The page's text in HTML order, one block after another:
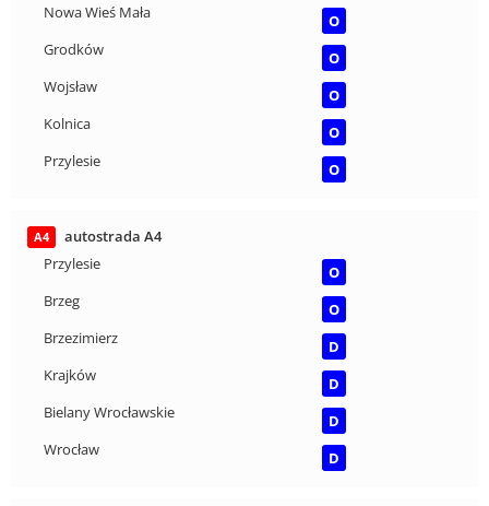
Nowa Wieś Mała
O
Grodków
O
Wojsław
O
Kolnica
O
Przylesie
O
A4
autostrada A4
Przylesie
O
Brzeg
O
Brzezimierz
D
Krajków
D
Bielany Wrocławskie
D
Wrocław
D